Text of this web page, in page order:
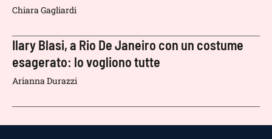
Chiara Gagliardi
Ilary Blasi, a Rio De Janeiro con un costume
esagerato: lo vogliono tutte
Arianna Durazzi